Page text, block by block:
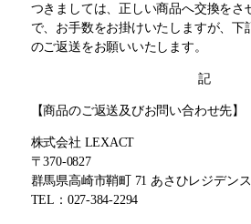
つきましては、正しい商品へ交換をさ
で、お手数をお掛けいたしますが、下
のご返送をお願いいたします。
記
【商品のご返送及びお問い合わせ先】
株式会社 LEXACT
〒370-0827
群馬県高崎市鞘町 71 あさひレジデン
TEL：027-384-2294